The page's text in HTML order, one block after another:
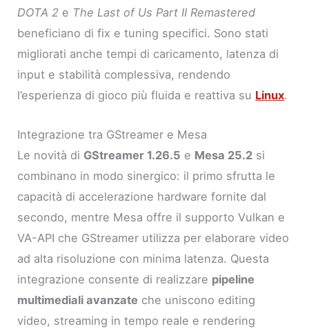
DOTA 2 e The Last of Us Part II Remastered
beneficiano di fix e tuning specifici. Sono stati
migliorati anche tempi di caricamento, latenza di
input e stabilità complessiva, rendendo
l’esperienza di gioco più fluida e reattiva su Linux.
Integrazione tra GStreamer e Mesa
Le novità di GStreamer 1.26.5 e Mesa 25.2 si
combinano in modo sinergico: il primo sfrutta le
capacità di accelerazione hardware fornite dal
secondo, mentre Mesa offre il supporto Vulkan e
VA-API che GStreamer utilizza per elaborare video
ad alta risoluzione con minima latenza. Questa
integrazione consente di realizzare pipeline
multimediali avanzate che uniscono editing
video, streaming in tempo reale e rendering